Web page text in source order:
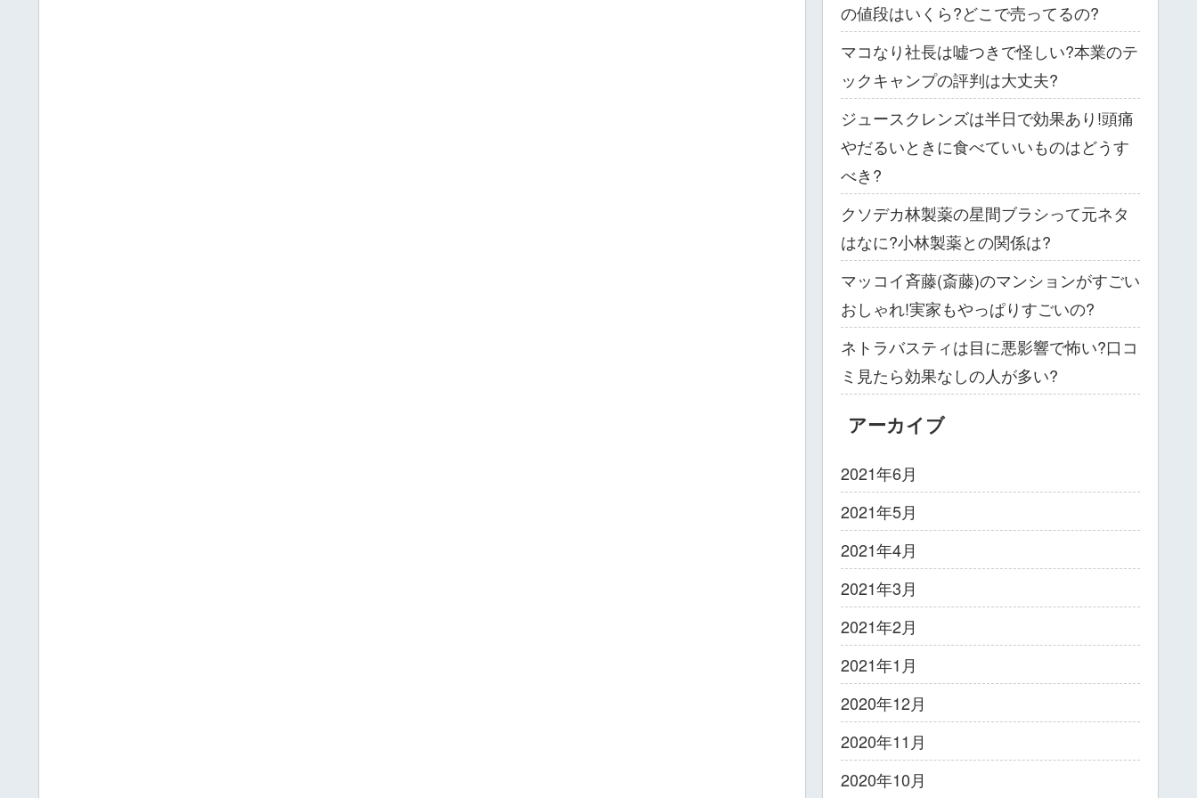
の値段はいくら?どこで売ってるの?
マコなり社長は嘘つきで怪しい?本業のテ
ックキャンプの評判は大丈夫?
ジュースクレンズは半日で効果あり!頭痛
やだるいときに食べていいものはどうす
べき?
クソデカ林製薬の星間ブラシって元ネタ
はなに?小林製薬との関係は?
マッコイ斉藤(斎藤)のマンションがすごい
おしゃれ!実家もやっぱりすごいの?
ネトラバスティは目に悪影響で怖い?口コ
ミ見たら効果なしの人が多い?
アーカイブ
2021年6月
2021年5月
2021年4月
2021年3月
2021年2月
2021年1月
2020年12月
2020年11月
2020年10月